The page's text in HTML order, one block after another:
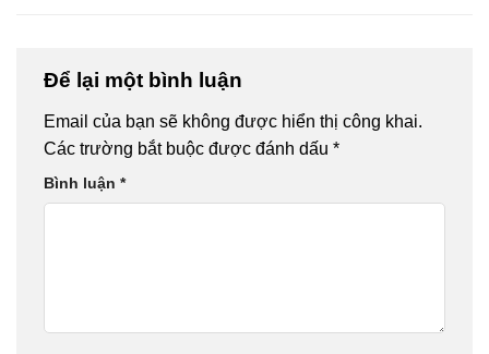
Để lại một bình luận
Email của bạn sẽ không được hiển thị công khai.
Các trường bắt buộc được đánh dấu *
Bình luận *